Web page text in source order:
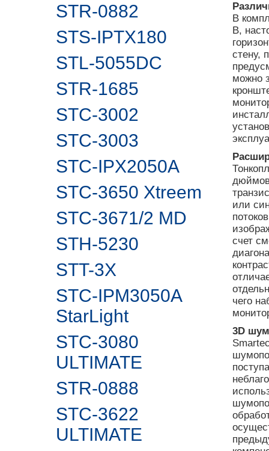
STR-0882
STS-IPTX180
STL-5055DC
STR-1685
STC-3002
STC-3003
STC-IPX2050A
STC-3650 Xtreem
STC-3671/2 MD
STH-5230
STT-3X
STC-IPM3050A
StarLight
STC-3080
ULTIMATE
STR-0888
STC-3622
ULTIMATE
В
В,
стену,
можно
или
счет
чего
3D